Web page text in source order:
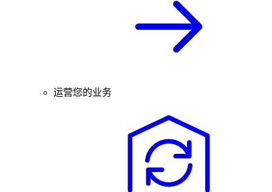
运营您的业务